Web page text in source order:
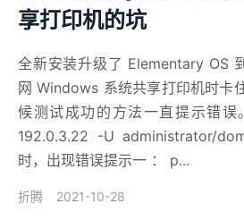
享打印机的坑
全新安装升级了 Elementary OS
网 Windows 系统共享打印机时卡
候测试成功的方法一直提示错
192.0.3.22 -U administrator/
时，出现错误提示一 ： p...
折腾 2021-10-28